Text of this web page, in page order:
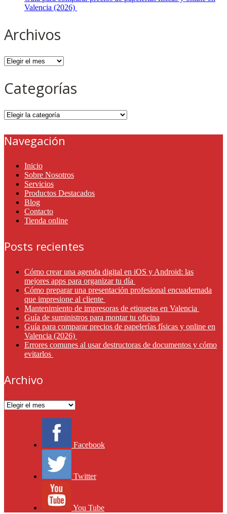
Valencia (2026)
Archivos
Archivos
Categorías
Categorías
Navegación
Inicio
Sobre Nosotros
Servicios
Productos Destacados
Blog
Contacto
Tienda online
Posts recientes
Cómo crear una agenda digital en iOS y Android: las
mejores apps para organizar tu día
Cómo preparar una presentación profesional encuadernada
que impresione al cliente
Mantenimiento de impresoras de etiquetas en Valencia
Guía de suministros para montar tu oficina
Guía para comparar precios de papelerías físicas y online en
Valencia (2026)
Errores comunes al usar destructoras de documentos y cómo
evitarlos
Archivo
Archivo
Facebook
Twitter
You Tube